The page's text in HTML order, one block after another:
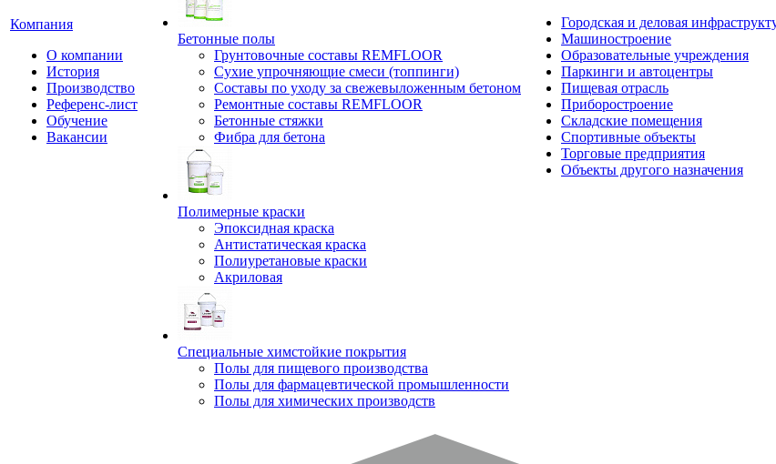
Компания
О компании
История
Производство
Референс-лист
Обучение
Вакансии
Бетонные полы
Грунтовочные составы REMFLOOR
Сухие упрочняющие смеси (топпинги)
Составы по уходу за свежевыложенным бетоном
Ремонтные составы REMFLOOR
Бетонные стяжки
Фибра для бетона
Полимерные краски
Эпоксидная краска
Антистатическая краска
Полиуретановые краски
Акриловая
Специальные химстойкие покрытия
Полы для пищевого производства
Полы для фармацевтической промышленности
Полы для химических производств
Городская и деловая
Машиностроение
Образовательные учреждения
Паркинги и автоцентры
Пищевая отрасль
Приборостроение
Складские помещения
Спортивные объекты
Торговые предприятия
Объекты другого назначения